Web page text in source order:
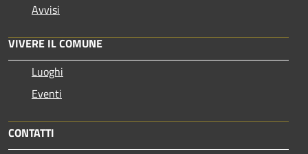
Avvisi
VIVERE IL COMUNE
Luoghi
Eventi
CONTATTI